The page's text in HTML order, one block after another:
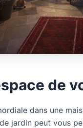
de
dans une
jardin peut vous